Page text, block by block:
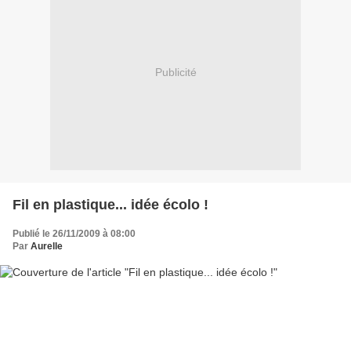
Publicité
Fil en plastique... idée écolo !
Publié le 26/11/2009 à 08:00
Par Aurelle